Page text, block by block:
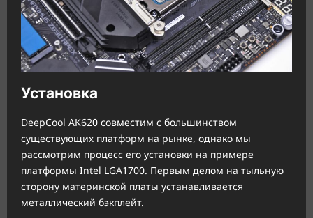
Установка
DeepCool AK620 совместим с большинством
существующих платформ на рынке, однако мы
рассмотрим процесс его установки на примере
платформы Intel LGA1700. Первым делом на тыльную
сторону материнской платы устанавливается
металлический бэкплейт.